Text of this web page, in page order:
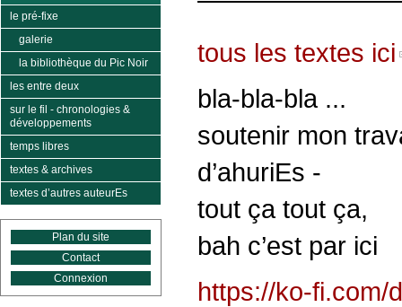
tous les textes ici
bla-bla-bla ...
soutenir mon
d’ahuriEs -
tout ça tout ça,
bah c’est par ici
https://ko-fi.com/
le pré-fixe
galerie
la bibliothèque du Pic Noir
les entre deux
sur le fil - chronologies &
développements
temps libres
textes & archives
textes d’autres auteurEs
Plan du site
Contact
Connexion